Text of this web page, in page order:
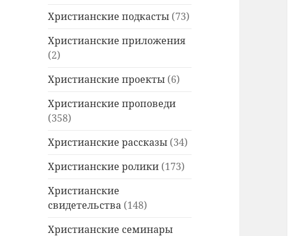
Христианские подкасты (73)
Христианские приложения
(2)
Христианские проекты (6)
Христианские проповеди
(358)
Христианские рассказы (34)
Христианские ролики (173)
Христианские
свидетельства (148)
Христианские семинары